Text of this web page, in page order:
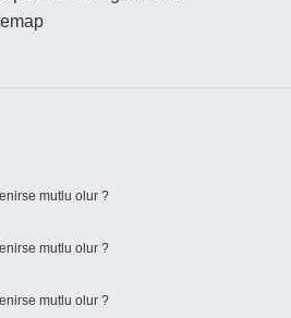
mutlu olur ?
mutlu olur ?
mutlu olur ?